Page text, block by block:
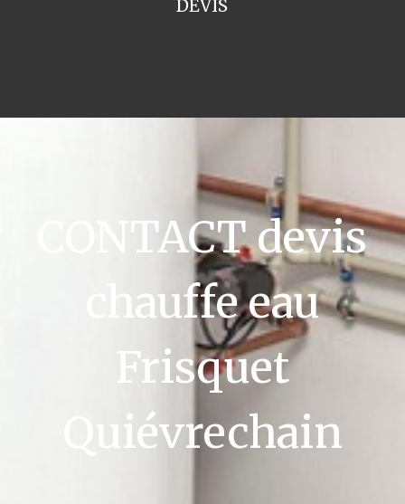
DEVIS
CONTACT devis
chauffe eau
Frisquet
Quiévrechain